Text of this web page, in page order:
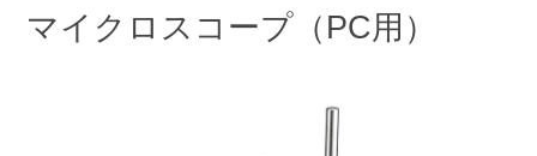
マイクロスコープ（PC用）